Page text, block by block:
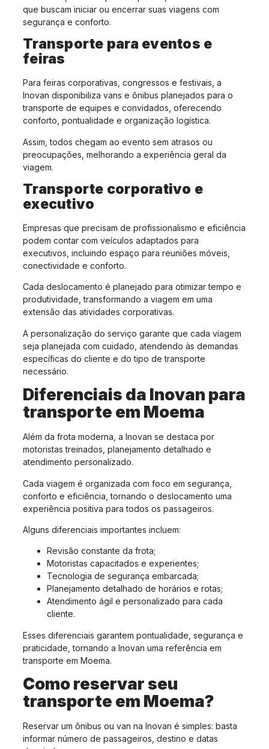
que buscam iniciar ou encerrar suas viagens com
segurança e conforto.
Transporte para eventos e
feiras
Para feiras corporativas, congressos e festivais, a
Inovan disponibiliza vans e ônibus planejados para o
transporte de equipes e convidados, oferecendo
conforto, pontualidade e organização logística.
Assim, todos chegam ao evento sem atrasos ou
preocupações, melhorando a experiência geral da
viagem.
Transporte corporativo e
executivo
Empresas que precisam de profissionalismo e eficiência
podem contar com veículos adaptados para
executivos, incluindo espaço para reuniões móveis,
conectividade e conforto.
Cada deslocamento é planejado para otimizar tempo e
produtividade, transformando a viagem em uma
extensão das atividades corporativas.
A personalização do serviço garante que cada viagem
seja planejada com cuidado, atendendo às demandas
específicas do cliente e do tipo de transporte
necessário.
Diferenciais da Inovan para
transporte em Moema
Além da frota moderna, a Inovan se destaca por
motoristas treinados, planejamento detalhado e
atendimento personalizado.
Cada viagem é organizada com foco em segurança,
conforto e eficiência, tornando o deslocamento uma
experiência positiva para todos os passageiros.
Alguns diferenciais importantes incluem:
Revisão constante da frota;
Motoristas capacitados e experientes;
Tecnologia de segurança embarcada;
Planejamento detalhado de horários e rotas;
Atendimento ágil e personalizado para cada
cliente.
Esses diferenciais garantem pontualidade, segurança e
praticidade, tornando a Inovan uma referência em
transporte em Moema.
Como reservar seu
transporte em Moema?
Reservar um ônibus ou van na Inovan é simples: basta
informar número de passageiros, destino e datas